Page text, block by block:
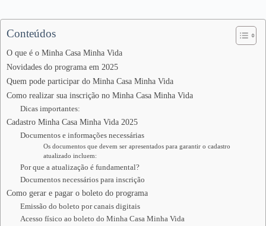
Conteúdos
O que é o Minha Casa Minha Vida
Novidades do programa em 2025
Quem pode participar do Minha Casa Minha Vida
Como realizar sua inscrição no Minha Casa Minha Vida
Dicas importantes:
Cadastro Minha Casa Minha Vida 2025
Documentos e informações necessárias
Os documentos que devem ser apresentados para garantir o cadastro
atualizado incluem:
Por que a atualização é fundamental?
Documentos necessários para inscrição
Como gerar e pagar o boleto do programa
Emissão do boleto por canais digitais
Acesso físico ao boleto do Minha Casa Minha Vida